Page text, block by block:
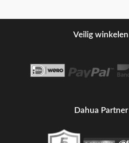
Veilig winkelen
Dahua Partner